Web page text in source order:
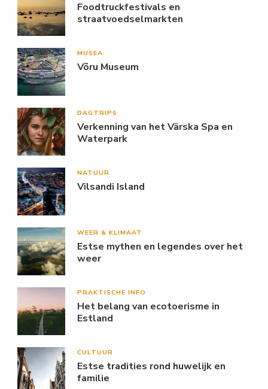
Foodtruckfestivals en
straatvoedselmarkten
MUSEA
Võru Museum
DAGTRIPS
Verkenning van het Värska Spa en
Waterpark
NATUUR
Vilsandi Island
WEER & KLIMAAT
Estse mythen en legendes over het
weer
PRAKTISCHE INFO
Het belang van ecotoerisme in
Estland
CULTUUR
Estse tradities rond huwelijk en
familie